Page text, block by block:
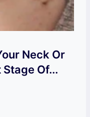
Neck Or
Of...